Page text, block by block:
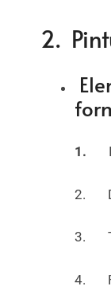
2.
1.
2.
3.
4.